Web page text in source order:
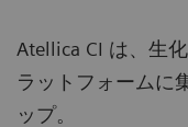
Atellica CI は、生
ラットフォームに
ップ。